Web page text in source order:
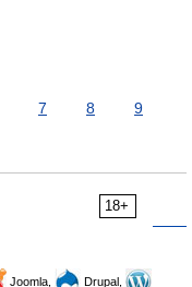
7 8
9
18+
Joomla, Drupal,